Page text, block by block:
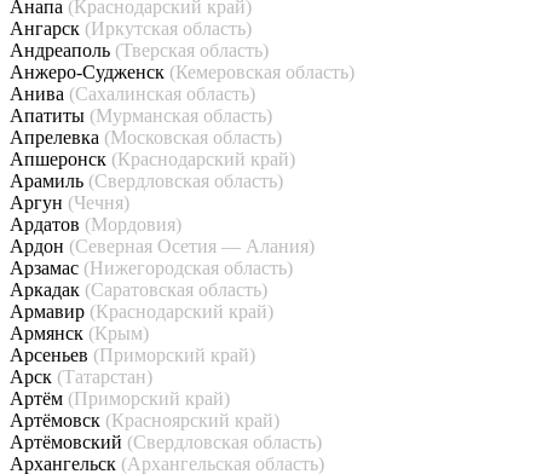
Анапа (Краснодарский край)
Ангарск (Иркутская область)
Андреаполь (Тверская область)
Анжеро-Судженск (Кемеровская область)
Анива (Сахалинская область)
Апатиты (Мурманская область)
Апрелевка (Московская область)
Апшеронск (Краснодарский край)
Арамиль (Свердловская область)
Аргун (Чечня)
Ардатов (Мордовия)
Ардон (Северная Осетия — Алания)
Арзамас (Нижегородская область)
Аркадак (Саратовская область)
Армавир (Краснодарский край)
Армянск (Крым)
Арсеньев (Приморский край)
Арск (Татарстан)
Артём (Приморский край)
Артёмовск (Красноярский край)
Артёмовский (Свердловская область)
Архангельск (Архангельская область)